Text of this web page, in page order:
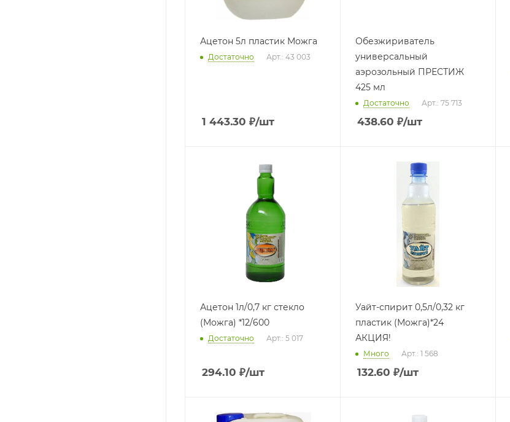
Ацетон 5л пластик Можга
Достаточно Арт.: 43 003
1 443.30 ₽/шт
Обезжириватель
универсальный
аэрозольный ПРЕСТИЖ
425 мл
Достаточно Арт.: 75 713
438.60 ₽/шт
Ацетон 1л/0,7 кг стекло
(Можга) *12/600
Достаточно Арт.: 5 017
294.10 ₽/шт
Уайт-спирит 0,5л/0,32 кг
пластик (Можга)*24
АКЦИЯ!
Много Арт.: 1 568
132.60 ₽/шт